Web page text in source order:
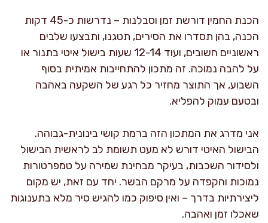
הכנת החמין דורשת זמן וסבלנות – נדרשות כ-45 דקות
הכנה, בהן תסדרו את הסירים, תטגנו, ותבצעו שלבים
ראשוניים חשובים, ועוד 12-14 שעות בישול איטי בתנור או
על להבה נמוכה. זה מתכון להתחייבות אמיתית בסוף
השבוע, אך התוצר מחזיר כל רגע של השקעה באהבה
ובטעם עמוק להפליא.
אני מדרג את המתכון הזה ברמת קושי בינונית-גבוהה.
הבישול האיטי דורש לא מעט תשומת לב לראשית הבישול
ולסידור השכבות, בעיקר מבחינת שמירה על טמפרטורות
נמוכות והקפדה על מרקם הבשר. יחד עם זאת, יש מקום
ליצירתיות בדרך – ואין סיפוק כמו להגיש סיר מלא בתענוגות
שאכלו זמן ואהבה.